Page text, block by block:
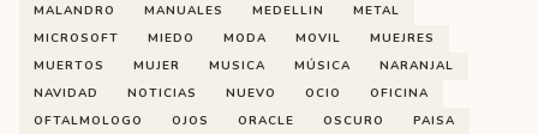
MALANDRO
MANUALES MEDELLIN
METAL
MICROSOFT
MIEDO MODA MOVIL
MUEJRES
MUERTOS
MUJER MUSICA MÚSICA
NARANJAL
NAVIDAD
NOTICIAS NUEVO OCIO
OFICINA
OFTALMOLOGO
OJOS ORACLE OSCURO
PAISA